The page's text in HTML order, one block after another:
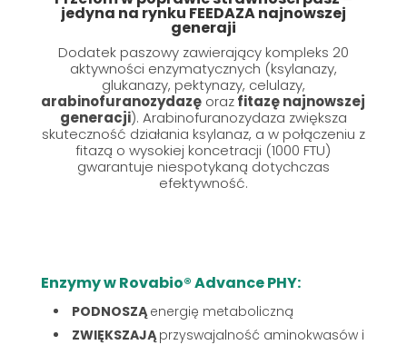
jedyna na rynku FEEDAZA najnowszej
generaji
Dodatek paszowy zawierający kompleks 20
aktywności enzymatycznych (ksylanazy,
glukanazy, pektynazy, celulazy,
arabinofuranozydazę orazfitazę najnowszej
generacji). Arabinofuranozydaza zwiększa
skuteczność działania ksylanaz, a w połączeniu z
fitazą o wysokiej koncetracji (1000 FTU)
gwarantuje niespotykaną dotychczas
efektywność.
Enzymy w Rovabio® Advance PHY:
PODNOSZĄ energię metaboliczną
ZWIĘKSZAJĄprzyswajalność aminokwasów i